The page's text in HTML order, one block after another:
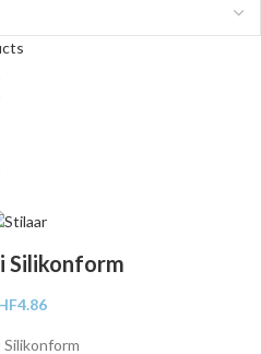
Silikonform
4.86